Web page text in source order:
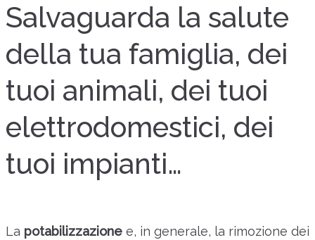
Salvaguarda la salute
della tua famiglia, dei
tuoi animali, dei tuoi
elettrodomestici, dei
tuoi impianti…
La potabilizzazione e, in generale, la rimozione dei